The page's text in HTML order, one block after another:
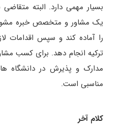
بسیار مهمی دارد. البته
یک مشاور و متخصص خبره
را آماده کند و سپس اقدامات
ترکیه انجام دهد. برای کسب
مدارک و پذیرش در دانشگاه‌
مناسبی است.
کلام آخر